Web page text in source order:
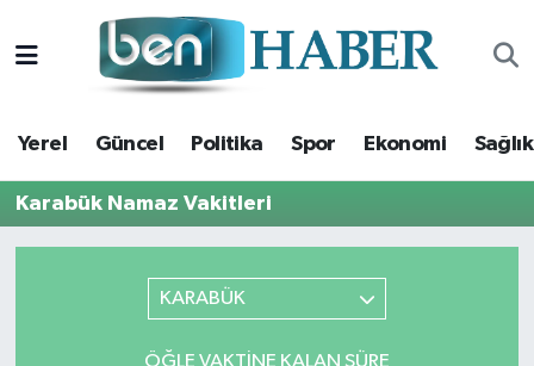
Yerel Güncel Politika Spor Ekonomi Sağlık
Karabük Namaz Vakitleri
KARABÜK
ÖĞLE VAKTINE KALAN SÜRE
Yerel
Güncel
Politika
Hava Durumu
Trafik Durumu
Süper Lig Puan Durumu ve Fikstür